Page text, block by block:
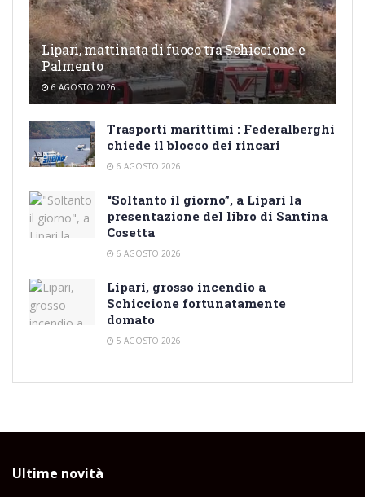
Lipari, mattinata di fuoco tra Schiccione e
Palmento
6 AGOSTO 2026
Trasporti marittimi : Federalberghi
chiede il blocco dei rincari
6 AGOSTO 2026
“Soltanto il giorno”, a Lipari la
presentazione del libro di Santina
Cosetta
6 AGOSTO 2026
Lipari, grosso incendio a
Schiccione fortunatamente
domato
5 AGOSTO 2026
Ultime novità